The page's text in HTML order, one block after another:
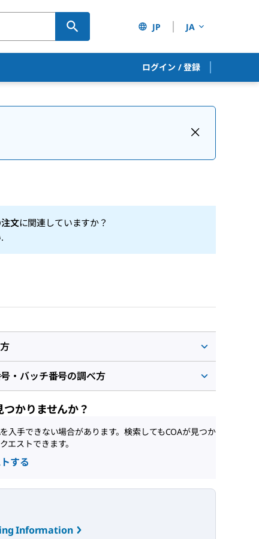
JP JA
ログイン / 登録
文に関連していますか？
.
・バッチ番号の調べ方
かりませんか？
入手できない場合があります。検索してもCOAが見つか
エストできます。
する
Information